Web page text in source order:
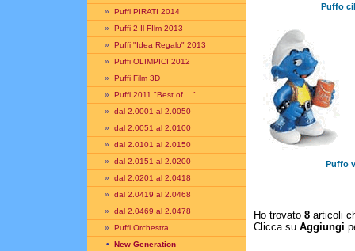
» Puffi PIRATI 2014
» Puffi 2 Il FIlm 2013
» Puffi "Idea Regalo" 2013
» Puffi OLIMPICI 2012
» Puffi Film 3D
» Puffi 2011 "Best of ..."
» dal 2.0001 al 2.0050
» dal 2.0051 al 2.0100
» dal 2.0101 al 2.0150
» dal 2.0151 al 2.0200
» dal 2.0201 al 2.0418
» dal 2.0419 al 2.0468
» dal 2.0469 al 2.0478
» Puffi Orchestra
• New Generation
Puffo
Puffo
Ho trovato 8 articoli
Clicca su Aggiungi